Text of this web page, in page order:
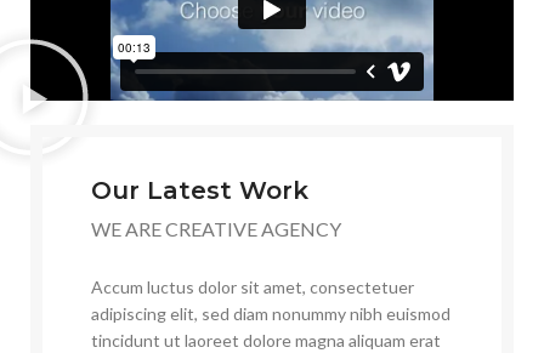
Our Latest Work
WE ARE CREATIVE AGENCY
Accum luctus dolor sit amet, consectetuer
adipiscing elit, sed diam nonummy nibh euismod
tincidunt ut laoreet dolore magna aliquam erat